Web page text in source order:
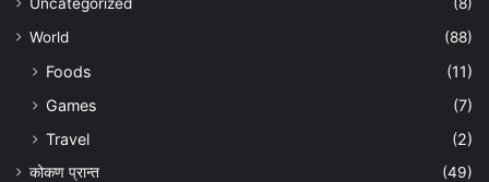
World
(88)
Foods
(11)
Games
(7)
Travel
(2)
कोकण प्रान्त (49)